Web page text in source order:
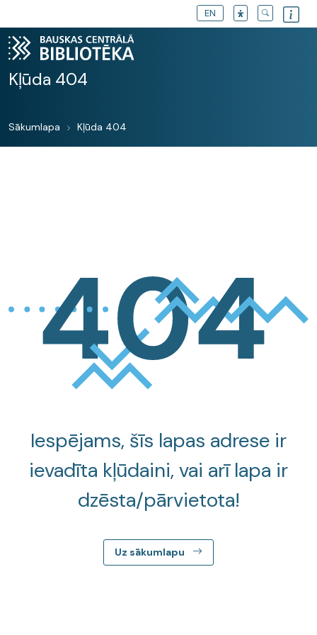
EN
Kļūda 404
Sākumlapa Kļūda 404
Iespējams, šīs lapas adrese ir
ievadīta kļūdaini, vai arī lapa ir
dzēsta/pārvietota!
Uz sākumlapu